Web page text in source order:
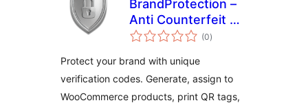
BrandProtection –
Anti Counterfeit &
Code Verification
(0celkové
hodnocení
)
Protect your brand with unique
verification codes. Generate, assign to
WooCommerce products, print QR tags,